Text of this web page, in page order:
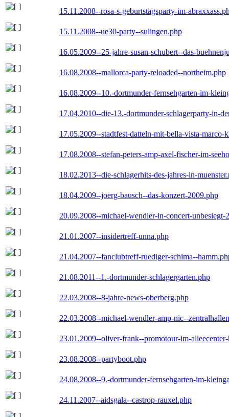
15.11.2008--rosa-s-geburtstagsparty-im-
15.11.2008--ue30-party--sulingen.php
16.05.2009--25-jahre-susan-schubert--das-
16.08.2008--mallorca-party-reloaded--northeim.php
16.08.2009--10.-dortmunder-fernsehgarten-im-
17.04.2010--die-13.-dortmunder-schlagerparty-in-
17.05.2009--stadtfest-datteln-mit-bella-vista-marco-
17.08.2008--stefan-peters-amp-axel-fischer-im-
18.02.2013--die-schlagerhits-des-jahres-in-
18.04.2009--joerg-bausch--das-konzert-2009.php
20.09.2008--michael-wendler-in-concert-unbesiegt-
21.01.2007--insidertreff-unna.php
21.04.2007--fanclubtreff-ruediger-schima--
21.08.2011--1.-dortmunder-schlagergarten.php
22.03.2008--8-jahre-news-oberberg.php
22.03.2008--michael-wendler-amp-nic--
23.01.2009--oliver-frank--promotour-im-
23.08.2008--partyboot.php
24.08.2008--9.-dortmunder-fernsehgarten-im-
24.11.2007--aidsgala--castrop-rauxel.php